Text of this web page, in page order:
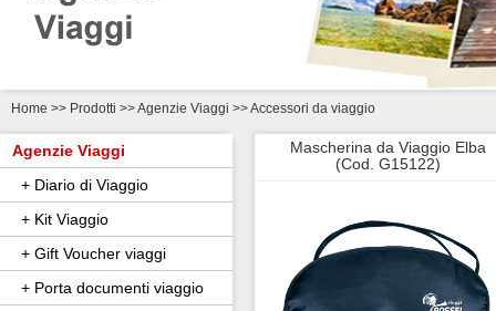
Home >> Prodotti >> Agenzie Viaggi >> Accessori da viaggio
Agenzie Viaggi
+ Diario di Viaggio
+ Kit Viaggio
+ Gift Voucher viaggi
+ Porta documenti viaggio
Mascherina da Viaggio Elba
(Cod. G15122)